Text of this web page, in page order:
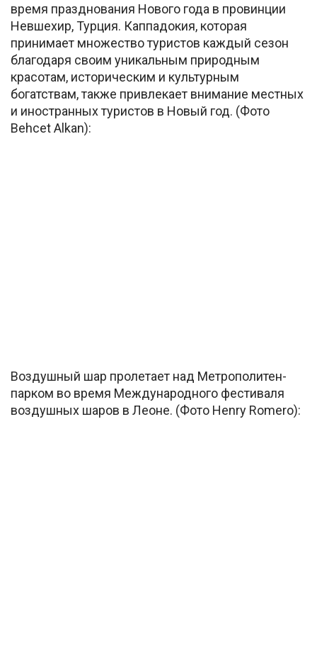
время празднования Нового года в провинции
Невшехир, Турция. Каппадокия, которая
принимает множество туристов каждый сезон
благодаря своим уникальным природным
красотам, историческим и культурным
богатствам, также привлекает внимание местных
и иностранных туристов в Новый год. (Фото
Behcet Alkan):
Воздушный шар пролетает над Метрополитен-
парком во время Международного фестиваля
воздушных шаров в Леоне. (Фото Henry Romero):